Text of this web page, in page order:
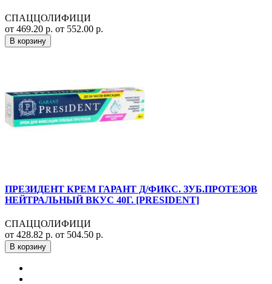
СПАЦЦОЛИФИЦИ
от 469.20 р. от 552.00 р.
В корзину
ПРЕЗИДЕНТ КРЕМ ГАРАНТ Д/ФИКС. ЗУБ.ПРОТЕЗОВ
НЕЙТРАЛЬНЫЙ ВКУС 40Г. [PRESIDENT]
СПАЦЦОЛИФИЦИ
от 428.82 р. от 504.50 р.
В корзину